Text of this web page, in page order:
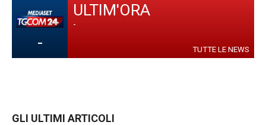
-
ULTIM'ORA
-
TUTTE LE NEWS
GLI ULTIMI ARTICOLI